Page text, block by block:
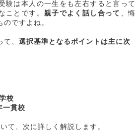
験は本人の一生をも左右すると言って
ことです。 親子でよく話し合って
、悔
ですよね。
、 選択基準となるポイントは主に次
校
一貫校
て、次に詳しく解説します。